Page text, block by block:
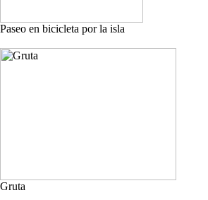
Paseo en bicicleta por la isla
Gruta